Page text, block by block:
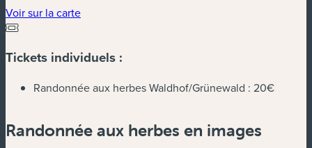
Voir sur la carte(nouvelle fenêtre)
Tickets individuels :
Randonnée aux herbes Waldhof/Grünewald : 20€
Randonnée aux herbes en images